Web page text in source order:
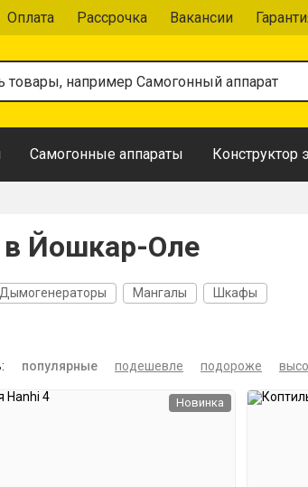
Оплата Рассрочка Вакансии
Самогонные аппараты Конструктор
Йошкар-Оле
Дымогенераторы Мангалы Шкафы
популярные подешевле подороже
Новинка